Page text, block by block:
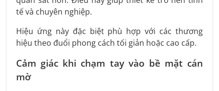
tế và chuyên nghiệp.
Hiệu ứng này đặc biệt phù hợp với các thương
hiệu theo đuổi phong cách tối giản hoặc cao cấp.
Cảm giác khi chạm tay vào bề mặt cán
mờ